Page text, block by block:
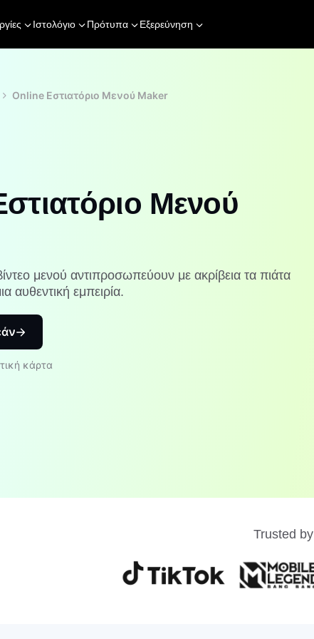
Ιστολόγιο Πρότυπα Εξερεύνηση
Online Εστιατόριο Μενού Maker
Μενού
μενού αντιπροσωπεύουν με ακρίβεια τα πιάτα
αυθεντική εμπειρία.
κάρτα
Trusted by